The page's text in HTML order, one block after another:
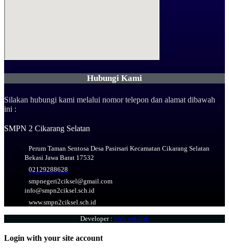
Hubungi Kami
Silakan hubungi kami melalui nomor telepon dan alamat dibawah
ini :
SMPN 2 Cikarang Selatan
Perum Taman Sentosa Desa Pasirsari Kecamatan Cikarang Selatan
Bekasi Jawa Barat 17532
02129288628
smpnegeri2ciksel@gmail.com
info@smpn2ciksel.sch.id
www.smpn2ciksel.sch.id
Developer : Web sekolah
Login with your site account